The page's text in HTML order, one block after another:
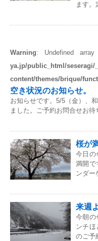
ます。
Warning: Undefined
ya.jp/public_html/seseragi/
content/themes/brique/
空き状況のお知らせ。
お知らせです。5/5（金）、
ました。ご予約お問合せお待
桜が
今日の
満開で
ンダー
来週
今朝の
ンチ
のご予